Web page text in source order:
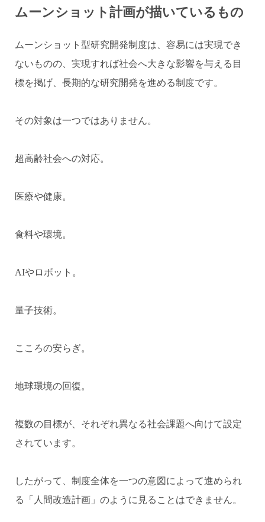
ムーンショット計画が描いているもの
ムーンショット型研究開発制度は、容易には実現でき
ないものの、実現すれば社会へ大きな影響を与える目
標を掲げ、長期的な研究開発を進める制度です。
その対象は一つではありません。
超高齢社会への対応。
医療や健康。
食料や環境。
AIやロボット。
量子技術。
こころの安らぎ。
地球環境の回復。
複数の目標が、それぞれ異なる社会課題へ向けて設定
されています。
したがって、制度全体を一つの意図によって進められ
る「人間改造計画」のように見ることはできません。